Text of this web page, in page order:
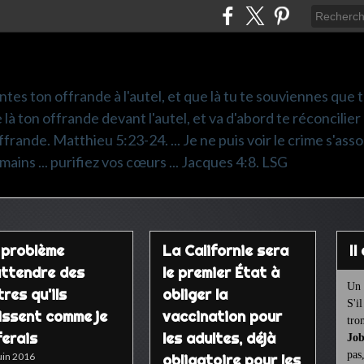
ton offrande à l'autel, et que là tu te souviennes que
là ton offrande devant l'autel, et va d'abord te
Matthieu 5:23-24. ... Je ne puis voir le crime
... purifiez vos cœurs ... Jacques 4:8. LSG
des
qu'ils
comme je
2016
La Californie sera
le premier État à
obliger la
vaccination pour
les adultes, déjà
Un